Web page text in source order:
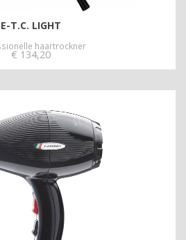
E-T.C. LIGHT
haartrockner
€ 134,20